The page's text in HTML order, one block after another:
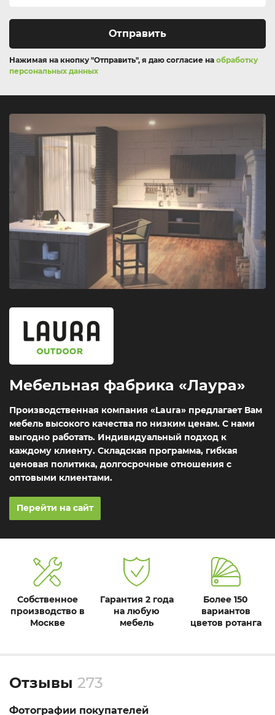
Отправить
Нажимая на кнопку "Отправить", я даю согласие на обработку
персональных данных
Мебельная фабрика «Лаура»
Производственная компания «Laura» предлагает Вам
мебель высокого качества по низким ценам. С нами
выгодно работать. Индивидуальный подход к
каждому клиенту. Складская программа, гибкая
ценовая политика, долгосрочные отношения с
оптовыми клиентами.
Перейти на сайт
Собственное
производство в
Москве
Гарантия 2 года
на любую
мебель
Более 150
вариантов
цветов ротанга
Отзывы 273
Фотографии покупателей